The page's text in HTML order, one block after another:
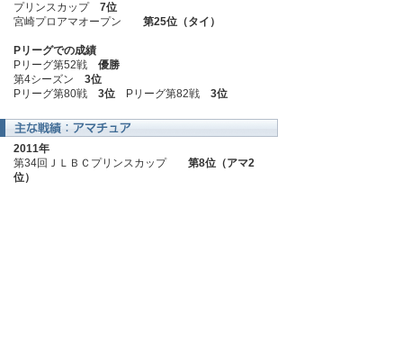
プリンスカップ 7位
宮崎プロアマオープン 第25位（タイ）
Pリーグでの成績
Pリーグ第52戦 優勝
第4シーズン 3位
Pリーグ第80戦 3位 Pリーグ第82戦 3位
2011年
第34回ＪＬＢＣプリンスカップ 第8位（アマ2
位）